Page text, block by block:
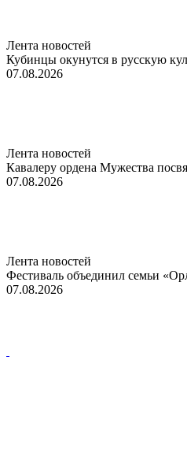
Лента новостей
Кубинцы окунутся в русскую
07.08.2026
Лента новостей
Кавалеру ордена Мужества
07.08.2026
Лента новостей
Фестиваль объединил семьи
07.08.2026